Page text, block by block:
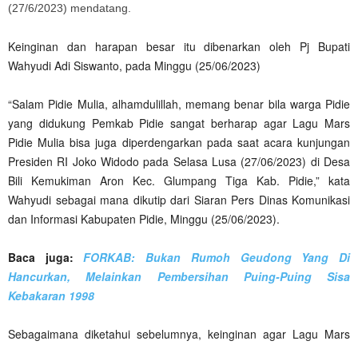
(27/6/2023) mendatang.
Keinginan dan harapan besar itu dibenarkan oleh Pj Bupati
Wahyudi Adi Siswanto, pada Minggu (25/06/2023)
“Salam Pidie Mulia, alhamdulillah, memang benar bila warga Pidie
yang didukung Pemkab Pidie sangat berharap agar Lagu Mars
Pidie Mulia bisa juga diperdengarkan pada saat acara kunjungan
Presiden RI Joko Widodo pada Selasa Lusa (27/06/2023) di Desa
Bili Kemukiman Aron Kec. Glumpang Tiga Kab. Pidie,” kata
Wahyudi sebagai mana dikutip dari Siaran Pers Dinas Komunikasi
dan Informasi Kabupaten Pidie, Minggu (25/06/2023).
Baca juga:FORKAB: Bukan Rumoh Geudong Yang Di
Hancurkan, Melainkan Pembersihan Puing-Puing Sisa
Kebakaran 1998
Sebagaimana diketahui sebelumnya, keinginan agar Lagu Mars